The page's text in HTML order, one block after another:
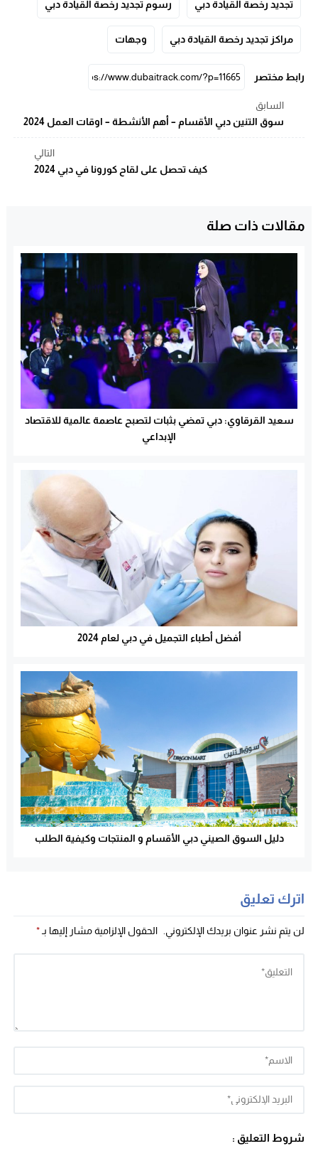
تجديد رخصة القيادة دبي رسوم تجديد رخصة القيادة دبي
مراكز تجديد رخصة القيادة دبي وجهات
رابط مختصر
السابق
سوق التنين دبي الأقسام – أهم الأنشطة – اوقات العمل 2024
التالي
كيف تحصل على لقاح كورونا في دبي 2024
مقالات ذات صلة
سعيد القرقاوي: دبي تمضي بثبات لتصبح عاصمة عالمية للاقتصاد
الإبداعي
أفضل أطباء التجميل في دبي لعام 2024
دليل السوق الصيني دبي الأقسام و المنتجات وكيفية الطلب
اترك تعليق
لن يتم نشر عنوان بريدك الإلكتروني. الحقول الإلزامية مشار إليها بـ *
شروط التعليق :